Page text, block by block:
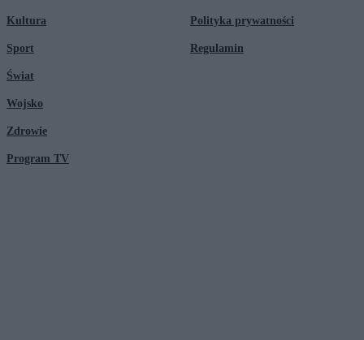
Kultura
Sport
Świat
Wojsko
Zdrowie
Program TV
Polityka prywatności
Regulamin